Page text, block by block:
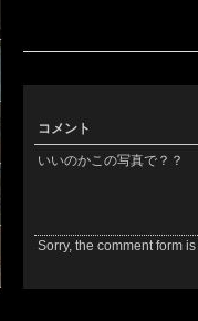
コメント
いいのかこの写真で？？
Sorry, the comment form